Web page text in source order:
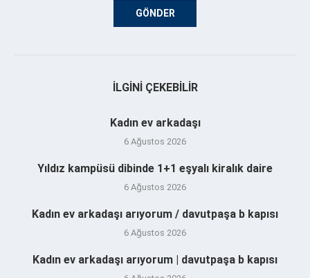
İLGINI ÇEKEBILIR
Kadın ev arkadaşı
6 Ağustos 2026
Yıldız kampüsü dibinde 1+1 eşyalı kiralık daire
6 Ağustos 2026
Kadın ev arkadaşı arıyorum / davutpaşa b kapısı
6 Ağustos 2026
Kadın ev arkadaşı arıyorum | davutpaşa b kapısı